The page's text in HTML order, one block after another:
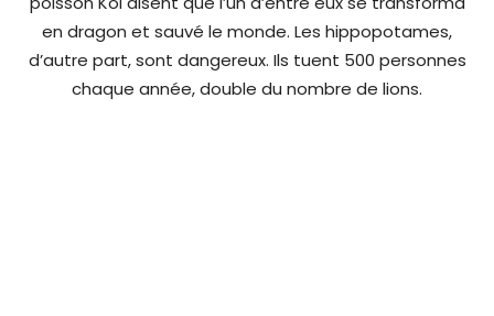
en dragon et sauvé le monde. Les hippopotames,
d’autre part, sont dangereux. Ils tuent 500 personnes
chaque année, double du nombre de lions.